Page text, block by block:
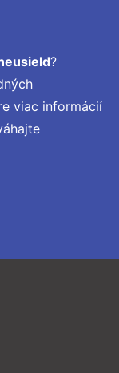
?
viac informácií